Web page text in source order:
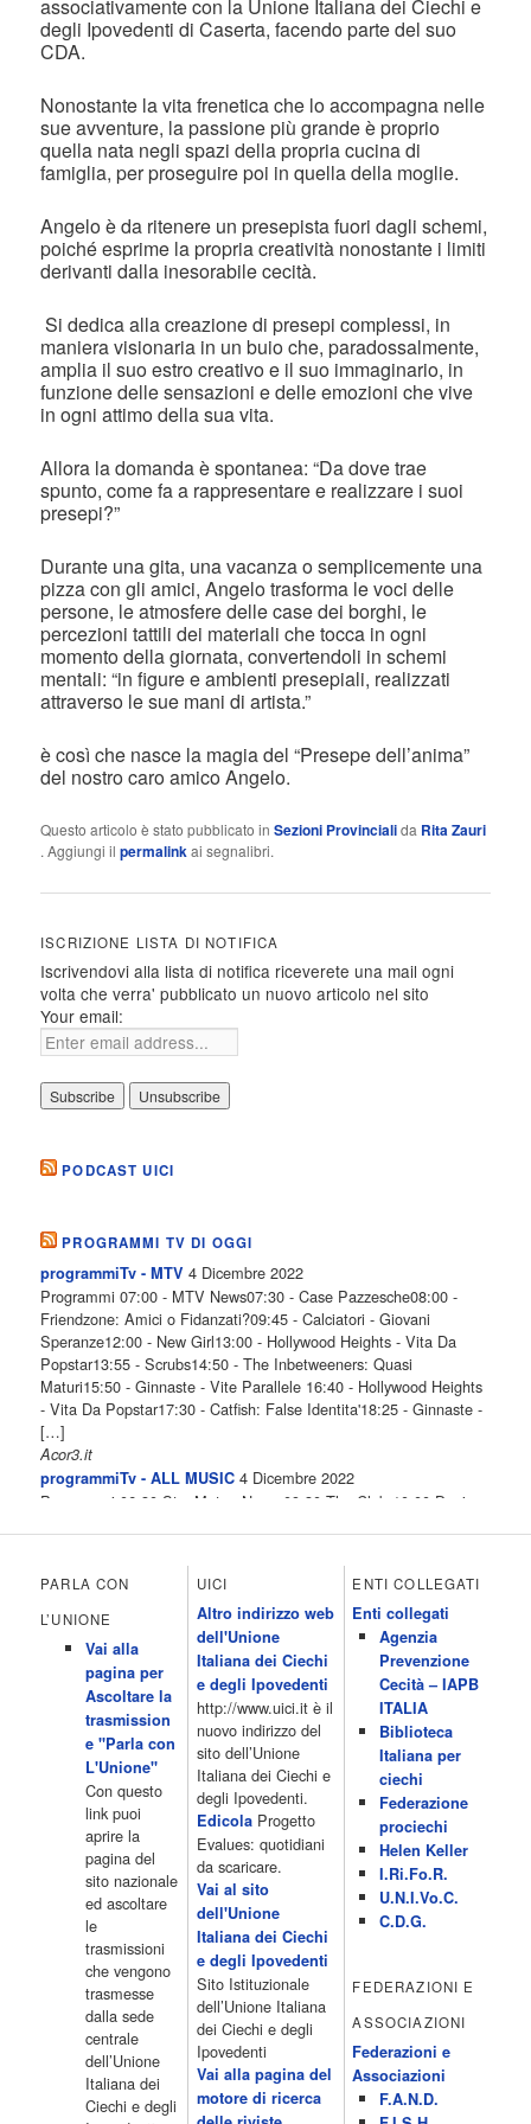
associativamente con la Unione Italiana dei Ciechi e
degli Ipovedenti di Caserta, facendo parte del suo
CDA.
Nonostante la vita frenetica che lo accompagna nelle
sue avventure, la passione più grande è proprio
quella nata negli spazi della propria cucina di
famiglia, per proseguire poi in quella della moglie.
Angelo è da ritenere un presepista fuori dagli schemi,
poiché esprime la propria creatività nonostante i limiti
derivanti dalla inesorabile cecità.
Si dedica alla creazione di presepi complessi, in
maniera visionaria in un buio che, paradossalmente,
amplia il suo estro creativo e il suo immaginario, in
funzione delle sensazioni e delle emozioni che vive
in ogni attimo della sua vita.
Allora la domanda è spontanea: “Da dove trae
spunto, come fa a rappresentare e realizzare i suoi
presepi?”
Durante una gita, una vacanza o semplicemente una
pizza con gli amici, Angelo trasforma le voci delle
persone, le atmosfere delle case dei borghi, le
percezioni tattili dei materiali che tocca in ogni
momento della giornata, convertendoli in schemi
mentali: “in figure e ambienti presepiali, realizzati
attraverso le sue mani di artista.”
è così che nasce la magia del “Presepe dell’anima”
del nostro caro amico Angelo.
Questo articolo è stato pubblicato inSezioni Provincialida Rita Zauri
. Aggiungi ilpermalinkai segnalibri.
ISCRIZIONE LISTA DI NOTIFICA
Iscrivendovi alla lista di notifica riceverete una mail ogni
volta che verra' pubblicato un nuovo articolo nel sito
Your email:
PODCAST UICI
PROGRAMMI TV DI OGGI
programmiTv - MTV 4 Dicembre 2022
Programmi 07:00 - MTV News07:30 - Case Pazzesche08:00 -
Friendzone: Amici o Fidanzati?09:45 - Calciatori - Giovani
Speranze12:00 - New Girl13:00 - Hollywood Heights - Vita Da
Popstar13:55 - Scrubs14:50 - The Inbetweeners: Quasi
Maturi15:50 - Ginnaste - Vite Parallele 16:40 - Hollywood Heights
- Vita Da Popstar17:30 - Catfish: False Identita'18:25 - Ginnaste -
[…]
Acor3.it
programmiTv - ALL MUSIC 4 Dicembre 2022
Programmi 06.30 Star.Meteo.News 09.30 The Club 10.00 Deejay
All News 16.05 Rotazione musicale 19.00 All News 19.05 The
Club 19.30 19.30 Human Guinea Pigs 20.00 Inbox 21.00 Code
Monkeys 21.30 Sons of Butcher […]
programmiTv - ITALIA 1 4 Dicembre 2022
Programmi 06.35 Cartoni Animati 09.05 Telefilm:Starsky & Hutch
10.10 Telefilm:Supercar 12.15 12.15 Secondo voi 12.25 Studio
Aperto 13.00 Studio Sport 13.40 Cartoni animati 14.30 I Simpson
15.00 Telefilm:Paso adelante 15.55 15.55 Telefilm:Wildfire 16.50
Cartoni animati 18.30 Studio Aperto 19.05 Don Luca c'� 19.35
19.35 Medici miei 20.05 Camera caf� 20.30 La ruota della
fortuna 21.10 […]
Acor3.it
programmiTv - LA 7
4 Dicembre 2022
Programmi 06:00 - Tg La7/meteo/oroscopo/traffico06:55 - Movie
Flash07:00 - Omnibus ? Rassegna stampa07:30 - Tg La707:50 -
Omnibus09:50 - Coffee Break11:00 - L?aria che tira12:25 - I
men� di Benedetta13:30 - Tg La714:00 - Tg La7 Cronache14:40 -
Telefilm: Le strade di San Francisco - Omicidio di primo grado -
Una scuola di paura 16:30 […]
Acor3.it
programmiTv - CANALE 5 4 Dicembre 2022
Programmi 2/3 06.00 TG5/Traffico/Meteo/Borse e monete 08.00
TG5 Mattina 08.40 Mattino Cinque(TG5-Ore 10) 11.00 Forum
13.00 2/3 13.00 TG5 13.40 Beautiful 14.10 Centovetrine 14.45
PARLA CON
L’UNIONE
Vai alla
pagina per
Ascoltare la
trasmission
e "Parla con
L'Unione"
Con questo
link puoi
aprire la
pagina del
sito nazionale
ed ascoltare
le
trasmissioni
che vengono
trasmesse
dalla sede
centrale
dell’Unione
Italiana dei
Ciechi e degli
UICI
Altro indirizzo web
dell'Unione
Italiana dei Ciechi
e degli Ipovedenti
http://www.uici.it è il
nuovo indirizzo del
sito dell’Unione
Italiana dei Ciechi e
degli Ipovedenti.
EdicolaProgetto
Evalues: quotidiani
da scaricare.
Vai al sito
dell'Unione
Italiana dei Ciechi
e degli Ipovedenti
Sito Istituzionale
dell’Unione Italiana
dei Ciechi e degli
Ipovedenti
Vai alla pagina del
motore di ricerca
ENTI COLLEGATI
Enti collegati
Agenzia
Prevenzione
Cecità – IAPB
ITALIA
Biblioteca
Italiana per
ciechi
Federazione
prociechi
Helen Keller
I.Ri.Fo.R.
U.N.I.Vo.C.
C.D.G.
FEDERAZIONI E
ASSOCIAZIONI
Federazioni e
Associazioni
F.A.N.D.